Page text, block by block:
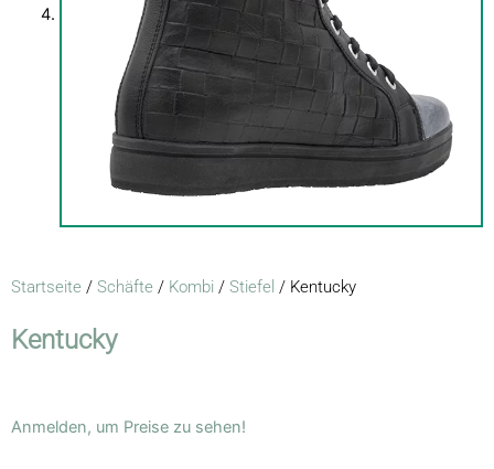
Startseite / Schäfte / Kombi / Stiefel / Kentucky
Kentucky
Anmelden, um Preise zu sehen!